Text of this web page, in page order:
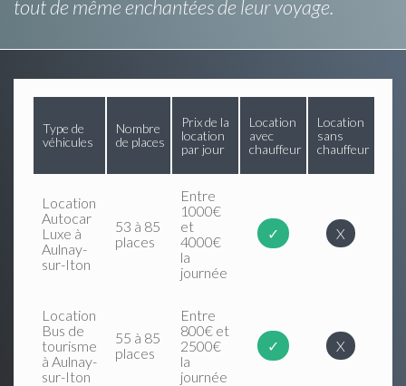
tout de même enchantées de leur voyage.
Type de
véhicules
Nombre
de places
Prix de la
location
par jour
Location
avec
chauffeur
Location
sans
chauffeur
Location
Autocar
Luxe à
Aulnay-
sur-Iton
53 à 85
places
Entre
1000€
et
4000€
la
journée
✓ X
Location
Bus de
tourisme
à Aulnay-
sur-Iton
55 à 85
places
Entre
800€ et
2500€
la
journée
✓ X